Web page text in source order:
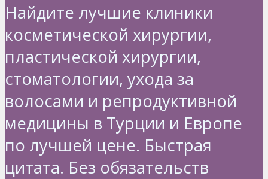
Найдите лучшие клиники
косметической хирургии,
пластической хирургии,
стоматологии, ухода за
волосами и репродуктивной
медицины в Турции и Европе
по лучшей цене. Быстрая
цитата. Без обязательств